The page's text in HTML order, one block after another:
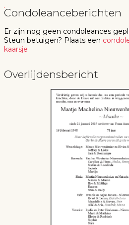
Condoleanceberichten
Er zijn nog geen condoleances
Steun betuigen? Plaats een
kaarsje
Overlijdensbericht